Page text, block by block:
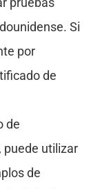
Si
por
de
de
puede utilizar
de